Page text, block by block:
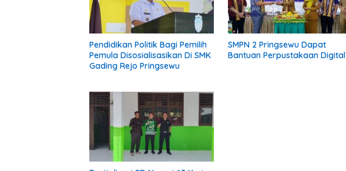
Pendidikan Politik Bagi Pemilih
Pemula Disosialisasikan Di SMK
Gading Rejo Pringsewu
SMPN 2 Pringsewu Dapat
Bantuan Perpustakaan Digital